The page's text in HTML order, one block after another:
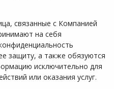
связанные с Компанией
на себя
защиту, а также обязуются
исключительно для
или оказания услуг.